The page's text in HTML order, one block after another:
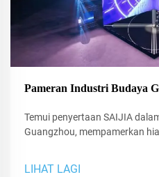
Pameran Industri Budaya
Temui penyertaan SAIJIA
Guangzhou, mempamerkan
LIHAT LAGI